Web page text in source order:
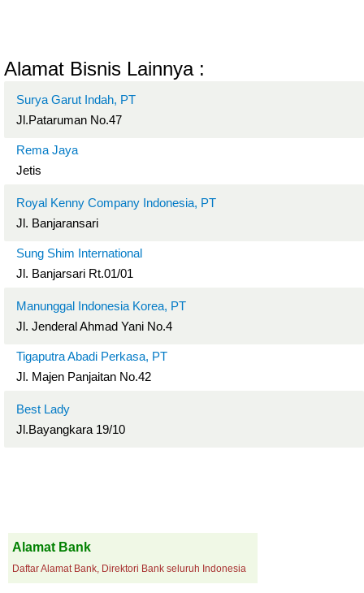
Alamat Bisnis Lainnya :
Surya Garut Indah, PT
Jl.Pataruman No.47
Rema Jaya
Jetis
Royal Kenny Company Indonesia, PT
Jl. Banjaransari
Sung Shim International
Jl. Banjarsari Rt.01/01
Manunggal Indonesia Korea, PT
Jl. Jenderal Ahmad Yani No.4
Tigaputra Abadi Perkasa, PT
Jl. Majen Panjaitan No.42
Best Lady
Jl.Bayangkara 19/10
Alamat Bank
Daftar Alamat Bank, Direktori Bank seluruh Indonesia